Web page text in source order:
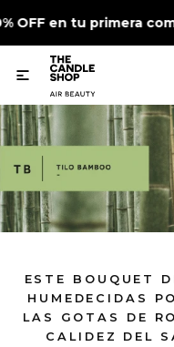
OFF en tu primera

ESTE BOUQUET
HUMEDECIDAS
LAS GOTAS DE
CALIDEZ DEL